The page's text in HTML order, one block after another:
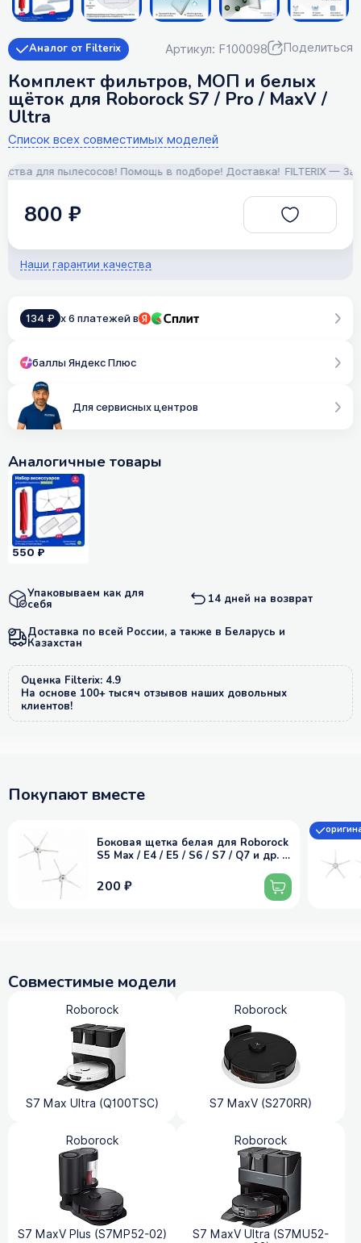
Аналог от Filterix Артикул: F100098 Поделиться
Комплект фильтров, МОП и белых
щёток для Roborock S7 / Pro / MaxV /
Ultra
Список всех совместимых моделей
для пылесосов! Помощь в подборе! Доставка! FILTERIX —
800 ₽
Наши гарантии качества
134 ₽ x 6 платежей в
баллы Яндекс Плюс
Для сервисных центров
Аналогичные товары
550 ₽
Упаковываем как для
себя 14 дней на возврат
Доставка по всей России, а также в Беларусь и
Казахстан
Оценка Filterix: 4.9
На основе 100+ тысяч отзывов наших довольных
клиентов!
Покупают вместе
Боковая щетка белая для Roborock
S5 Max / E4 / E5 / S6 / S7 / Q7 и др. (2
200 ₽
Совместимые модели
Roborock
S7 Max Ultra (Q100TSC)
Roborock
S7 MaxV (S270RR)
Roborock
S7 MaxV Plus (S7MP52-02)
Roborock
S7 MaxV Ultra (S7MU52-